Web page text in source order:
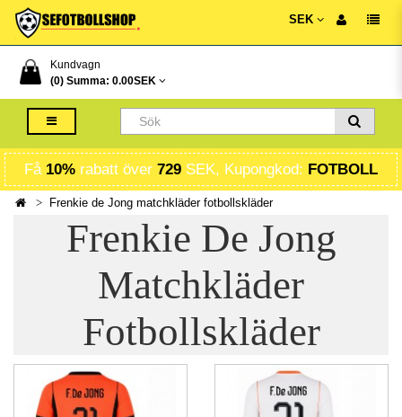
SEK
Kundvagn
(0) Summa: 0.00SEK
Få 10% rabatt över 729 SEK, Kupongkod: FOTBOLL
Frenkie de Jong matchkläder fotbollskläder
Frenkie De Jong
Matchkläder
Fotbollskläder